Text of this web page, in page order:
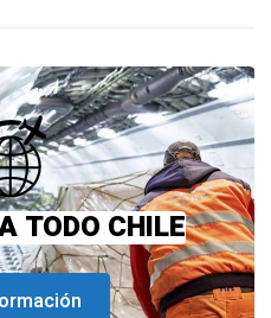
TODO CHILE